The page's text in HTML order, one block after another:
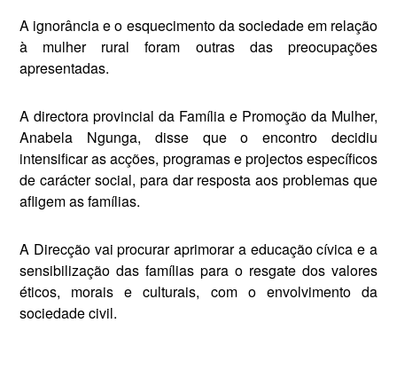
A ignorância e o esquecimento da sociedade em relação
à mulher rural foram outras das preocupa­ções
apresentadas.
A directora provincial da Famí­lia e Promoção da Mulher,
Ana­bela Ngunga, disse que o encon­tro decidiu
intensificar as acções, programas e projectos específi­cos
de carácter social, para dar resposta aos problemas que
afli­gem as famílias.
A Direcção vai procurar apri­morar a educação cívica e a
sensi­bilização das famílias para o res­gate dos valores
éticos, morais e culturais, com o envolvimento da
sociedade civil.